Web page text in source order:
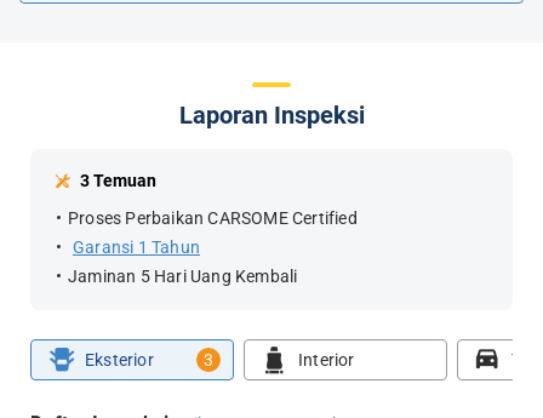
Laporan Inspeksi
3 Temuan
Proses Perbaikan CARSOME Certified
Garansi 1 Tahun
Jaminan 5 Hari Uang Kembali
Eksterior 3 Interior